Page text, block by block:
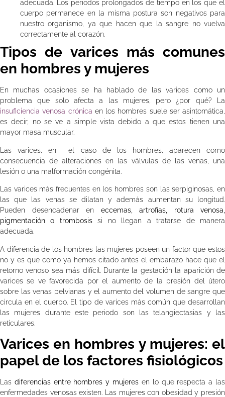
adecuada. Los periodos prolongados de tiempo en los que el
cuerpo permanece en la misma postura son negativos para
nuestro organismo, ya que hacen que la sangre no vuelva
correctamente al corazón.
Tipos de varices más comunes
en hombres y mujeres
En muchas ocasiones se ha hablado de las varices como un
problema que solo afecta a las mujeres, pero ¿por qué? La
insuficiencia venosa crónica en los hombres suele ser asintomática,
es decir, no se ve a simple vista debido a que estos tienen una
mayor masa muscular.
Las varices, en el caso de los hombres, aparecen como
consecuencia de alteraciones en las válvulas de las venas, una
lesión o una malformación congénita.
Las varices más frecuentes en los hombres son las serpiginosas, en
las que las venas se dilatan y además aumentan su longitud.
Pueden desencadenar en eccemas, artrofias, rotura venosa,
pigmentación o trombosissi no llegan a tratarse de manera
adecuada.
A diferencia de los hombres las mujeres poseen un factor que estos
no y es que como ya hemos citado antes el embarazo hace que el
retorno venoso sea más difícil. Durante la gestación la aparición de
varices se ve favorecida por el aumento de la presión del útero
sobre las venas pelvianas y el aumento del volumen de sangre que
circula en el cuerpo. El tipo de varices más común que desarrollan
las mujeres durante este periodo son las telangiectasias y las
reticulares.
Varices en hombres y mujeres: el
papel de los factores fisiológicos
Las diferencias entre hombres y mujeres en lo que respecta a las
enfermedades venosas existen. Las mujeres con obesidad y presión